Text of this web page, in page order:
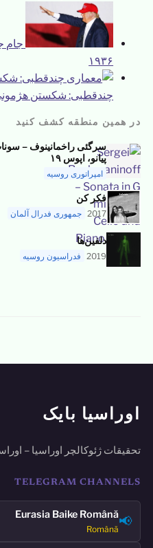
۱۹۳۶
چندقطبی: شکستن
در همین منطقه کشف کنید
سرگئی راخمانینوف –
پیانو، اپوس ۱۹
امپراتوری روسیه
فکر کن
2017 جمهوری فدرال آلمان
دلفین‌ها
2019 فدراسیون روسیه
اوراسیا بایک
تحقیقات ژئوکالچر اوراسیا –
TELEGRAM CHANNELS
📢
Eurasia Baike Română
Română